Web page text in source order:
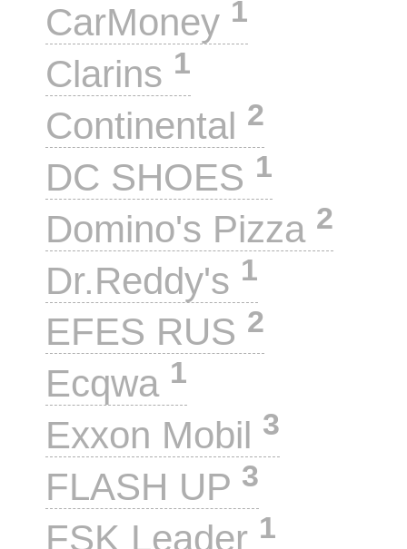
CarMoney 1
Clarins 1
Continental 2
DC SHOES 1
Domino's Pizza 2
Dr.Reddy's 1
EFES RUS 2
Ecqwa 1
Exxon Mobil 3
FLASH UP 3
FSK Leader 1